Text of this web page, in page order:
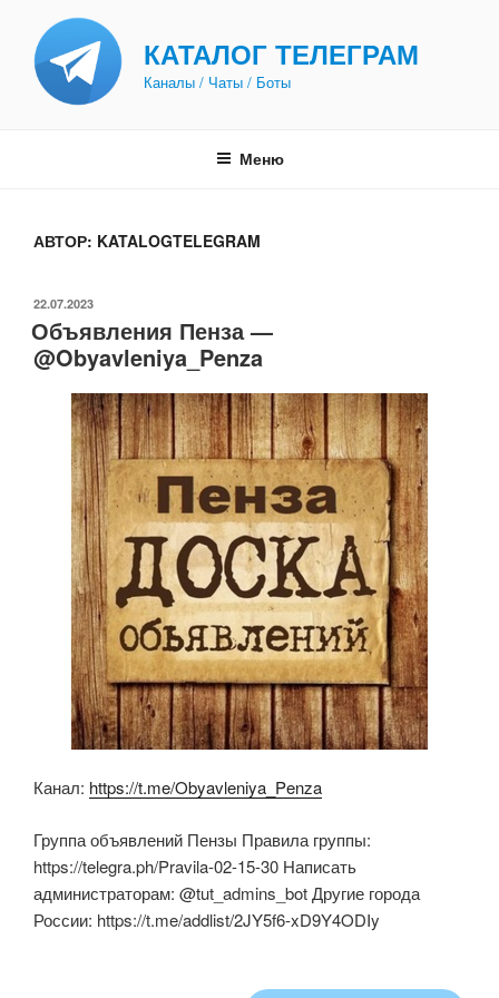
содержимому
КАТАЛОГ ТЕЛЕГРАМ
Каналы / Чаты / Боты
Меню
АВТОР: KATALOGTELEGRAM
ОПУБЛИКОВАНО
22.07.2023
Объявления Пенза —
@Obyavleniya_Penza
Канал: https://t.me/Obyavleniya_Penza
Группа объявлений Пензы Правила группы:
https://telegra.ph/Pravila-02-15-30 Написать
администраторам: @tut_admins_bot Другие города
России: https://t.me/addlist/2JY5f6-xD9Y4ODIy